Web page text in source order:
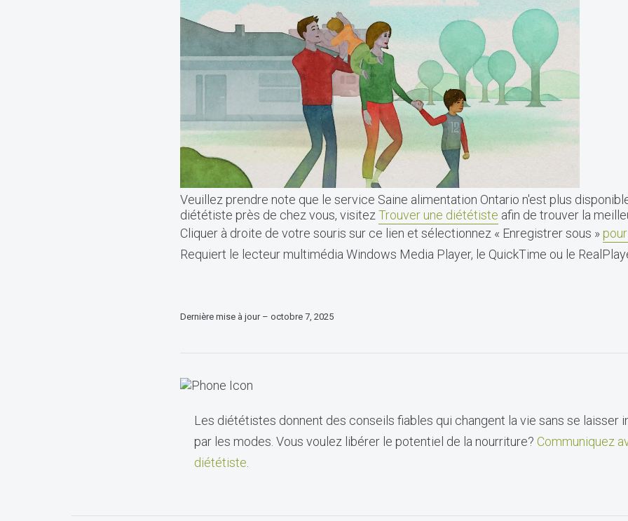
Veuillez prendre note que le service Saine alimentation Ontario n'est plus
diététiste près de chez vous, visitez Trouver une diététiste afin de trouver la
Cliquer à droite de votre souris sur ce lien et sélectionnez « Enregistrer sous »
Requiert le lecteur multimédia Windows Media Player, le QuickTime ou le
Dernière mise à jour – octobre 7, 2025
Les diététistes donnent des conseils fiables qui changent la vie sans se laisser
par les modes. Vous voulez libérer le potentiel de la nourriture? Communiquez
diététiste